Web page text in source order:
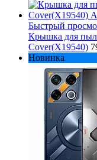
Быстрый
Крышка для
Cover(X19540)
Новинка